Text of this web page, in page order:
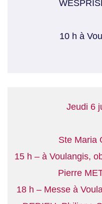
10 h à
Jeudi 6
Ste Maria
15 h – à Voulangis,
Pierre
18 h – Messe à